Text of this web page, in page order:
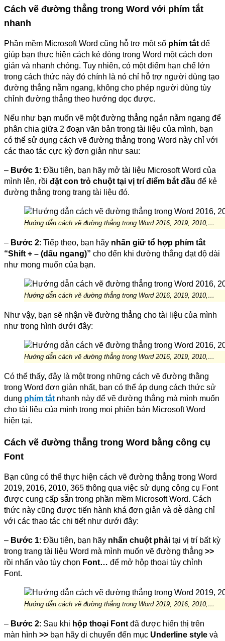
Cách vẽ đường thẳng trong Word với phím tắt
nhanh
Phần mềm Microsoft Word cũng hỗ trợ một số phím tắt để
giúp bạn thực hiện cách kẻ dòng trong Word một cách đơn
giản và nhanh chóng. Tuy nhiên, có một điểm hạn chế lớn
trong cách thức này đó chính là nó chỉ hỗ trợ người dùng tạo
đường thẳng nằm ngang, không cho phép người dùng tùy
chỉnh đường thẳng theo hướng dọc được.
Nếu như bạn muốn vẽ một đường thẳng ngắn nằm ngang để
phân chia giữa 2 đoạn văn bản trong tài liệu của mình, bạn
có thể sử dụng cách vẽ đường thẳng trong Word này chỉ với
các thao tác cực kỳ đơn giản như sau:
– Bước 1: Đầu tiên, bạn hãy mở tài liệu Microsoft Word của
mình lên, rồi đặt con trỏ chuột tại vị trí điểm bắt đầu để kẻ
đường thẳng trong trang tài liệu đó.
Hướng dẫn cách vẽ đường thẳng trong Word 2016, 2019, 2010,…
– Bước 2: Tiếp theo, bạn hãy nhấn giữ tổ hợp phím tắt
“Shift + – (dấu ngang)” cho đến khi đường thẳng đạt độ dài
như mong muốn của bạn.
Hướng dẫn cách vẽ đường thẳng trong Word 2016, 2019, 2010,…
Như vậy, bạn sẽ nhận về đường thẳng cho tài liệu của mình
như trong hình dưới đây:
Hướng dẫn cách vẽ đường thẳng trong Word 2016, 2019, 2010,…
Có thể thấy, đây là một trong những cách vẽ đường thằng
trong Word đơn giản nhất, bạn có thể áp dụng cách thức sử
dụng phím tắt nhanh này để vẽ đường thẳng mà mình muốn
cho tài liệu của mình trong mọi phiên bản Microsoft Word
hiện tại.
Cách vẽ đường thẳng trong Word bằng công cụ
Font
Bạn cũng có thể thực hiện cách vẽ đường thẳng trong Word
2019, 2016, 2010, 365 thông qua việc sử dụng công cụ Font
được cung cấp sẵn trong phần mềm Microsoft Word. Cách
thức này cũng được tiến hành khá đơn giản và dễ dàng chỉ
với các thao tác chi tiết như dưới đây:
– Bước 1: Đầu tiên, bạn hãy nhấn chuột phải tại vị trí bất kỳ
trong trang tài liệu Word mà mình muốn vẽ đường thẳng >>
rồi nhấn vào tùy chọn Font… để mở hộp thoại tùy chỉnh
Font.
Hướng dẫn cách vẽ đường thẳng trong Word 2019, 2016, 2010,…
– Bước 2: Sau khi hộp thoại Font đã được hiển thị trên
màn hình >> bạn hãy di chuyển đến mục Underline style và